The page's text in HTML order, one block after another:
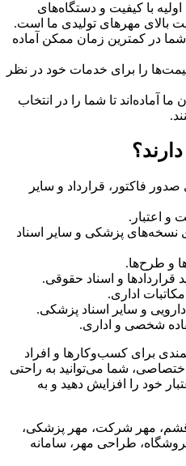
اولیه با کیفیت و دستگاه‌های
بالای مهرهای تولیدی ما است.
در کمترین زمان ممکن آماده
را برای خدمات خود در نظر
ما آماده‌اند تا شما را در انتخاب
صدور فاکتور، قرارداد و سایر
و اعتبار.
نسخه‌های پزشکی و سایر اسناد
و طرح‌ها.
قراردادها و اسناد حقوقی.
مکاتبات اداری.
و سایر اسناد پزشکی.
شخصی و اداری.
برای کسب‌وکارها و افراد
شما می‌توانید به راحتی
خود را افزایش دهید و به
مهر شرکت، مهر پزشکی،
طراحی مهر، سامانه